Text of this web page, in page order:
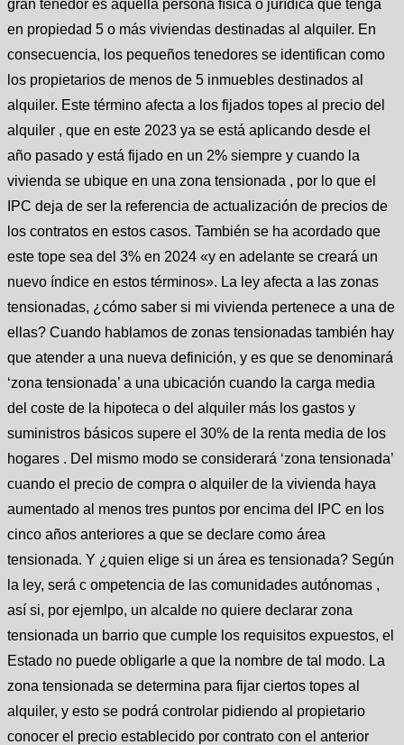
gran tenedor es aquella persona física o jurídica que tenga
en propiedad 5 o más viviendas destinadas al alquiler. En
consecuencia, los pequeños tenedores se identifican como
los propietarios de menos de 5 inmuebles destinados al
alquiler. Este término afecta a los fijados topes al precio del
alquiler , que en este 2023 ya se está aplicando desde el
año pasado y está fijado en un 2% siempre y cuando la
vivienda se ubique en una zona tensionada , por lo que el
IPC deja de ser la referencia de actualización de precios de
los contratos en estos casos. También se ha acordado que
este tope sea del 3% en 2024 «y en adelante se creará un
nuevo índice en estos términos». La ley afecta a las zonas
tensionadas, ¿cómo saber si mi vivienda pertenece a una de
ellas? Cuando hablamos de zonas tensionadas también hay
que atender a una nueva definición, y es que se denominará
‘zona tensionada’ a una ubicación cuando la carga media
del coste de la hipoteca o del alquiler más los gastos y
suministros básicos supere el 30% de la renta media de los
hogares . Del mismo modo se considerará ‘zona tensionada’
cuando el precio de compra o alquiler de la vivienda haya
aumentado al menos tres puntos por encima del IPC en los
cinco años anteriores a que se declare como área
tensionada. Y ¿quien elige si un área es tensionada? Según
la ley, será c ompetencia de las comunidades autónomas ,
así si, por ejemlpo, un alcalde no quiere declarar zona
tensionada un barrio que cumple los requisitos expuestos, el
Estado no puede obligarle a que la nombre de tal modo. La
zona tensionada se determina para fijar ciertos topes al
alquiler, y esto se podrá controlar pidiendo al propietario
conocer el precio establecido por contrato con el anterior